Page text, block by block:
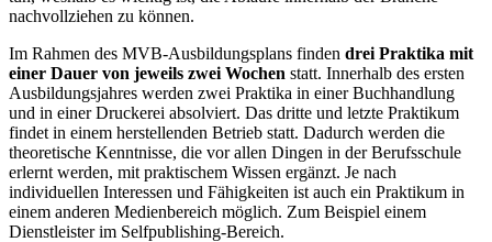
nachvollziehen zu können.
Im Rahmen des MVB-Ausbildungsplans finden drei Praktika mit
einer Dauer von jeweils zwei Wochen statt. Innerhalb des ersten
Ausbildungsjahres werden zwei Praktika in einer Buchhandlung
und in einer Druckerei absolviert. Das dritte und letzte Praktikum
findet in einem herstellenden Betrieb statt. Dadurch werden die
theoretische Kenntnisse, die vor allen Dingen in der Berufsschule
erlernt werden, mit praktischem Wissen ergänzt. Je nach
individuellen Interessen und Fähigkeiten ist auch ein Praktikum in
einem anderen Medienbereich möglich. Zum Beispiel einem
Dienstleister im Selfpublishing-Bereich.